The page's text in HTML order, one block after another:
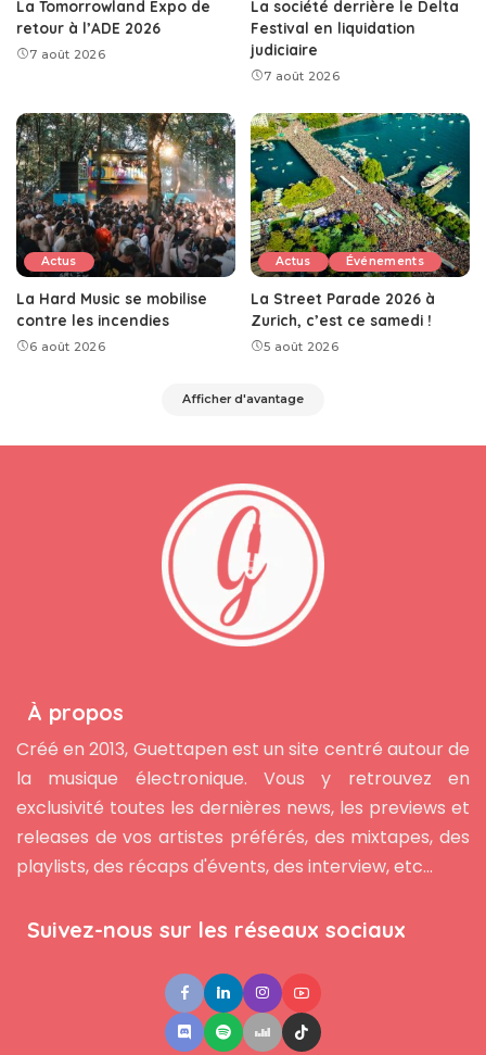
La Tomorrowland Expo de
retour à l’ADE 2026
7 août 2026
La société derrière le Delta
Festival en liquidation
judiciaire
7 août 2026
Actus
La Hard Music se mobilise
contre les incendies
6 août 2026
Actus Événements
La Street Parade 2026 à
Zurich, c’est ce samedi !
5 août 2026
Afficher d'avantage
À propos
Créé en 2013, Guettapen est un site centré autour de
la musique électronique. Vous y retrouvez en
exclusivité toutes les dernières news, les previews et
releases de vos artistes préférés, des mixtapes, des
playlists, des récaps d'évents, des interview, etc...
Suivez-nous sur les réseaux sociaux